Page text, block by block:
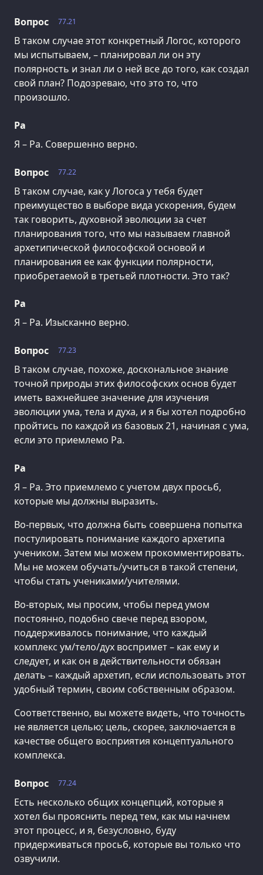
77.21
Вопрос
В таком случае этот конкретный Логос, которого
мы испытываем, – планировал ли он эту
полярность и знал ли о ней все до того, как создал
свой план? Подозреваю, что это то, что
произошло.
Ра
Я – Ра. Совершенно верно.
77.22
Вопрос
В таком случае, как у Логоса у тебя будет
преимущество в выборе вида ускорения, будем
так говорить, духовной эволюции за счет
планирования того, что мы называем главной
архетипической философской основой и
планирования ее как функции полярности,
приобретаемой в третьей плотности. Это так?
Ра
Я – Ра. Изысканно верно.
77.23
Вопрос
В таком случае, похоже, доскональное знание
точной природы этих философских основ будет
иметь важнейшее значение для изучения
эволюции ума, тела и духа, и я бы хотел подробно
пройтись по каждой из базовых 21, начиная с ума,
если это приемлемо Ра.
Ра
Я – Ра. Это приемлемо с учетом двух просьб,
которые мы должны выразить.
Во-первых, что должна быть совершена попытка
постулировать понимание каждого архетипа
учеником. Затем мы можем прокомментировать.
Мы не можем обучать/учиться в такой степени,
чтобы стать учениками/учителями.
Во-вторых, мы просим, чтобы перед умом
постоянно, подобно свече перед взором,
поддерживалось понимание, что каждый
комплекс ум/тело/дух воспримет – как ему и
следует, и как он в действительности обязан
делать – каждый архетип, если использовать этот
удобный термин, своим собственным образом.
Соответственно, вы можете видеть, что точность
не является целью; цель, скорее, заключается в
качестве общего восприятия концептуального
комплекса.
77.24
Вопрос
Есть несколько общих концепций, которые я
хотел бы прояснить перед тем, как мы начнем
этот процесс, и я, безусловно, буду
придерживаться просьб, которые вы только что
озвучили.